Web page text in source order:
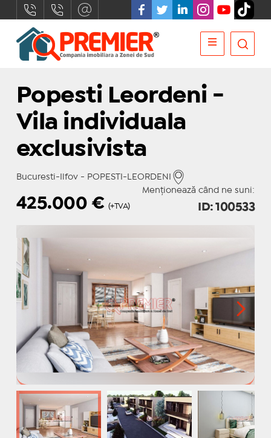
Popesti Leordeni -
Vila individuala
exclusivista
Bucuresti-Ilfov - POPESTI-LEORDENI
Menționează când ne suni:
425.000 € (+TVA) ID: 100533